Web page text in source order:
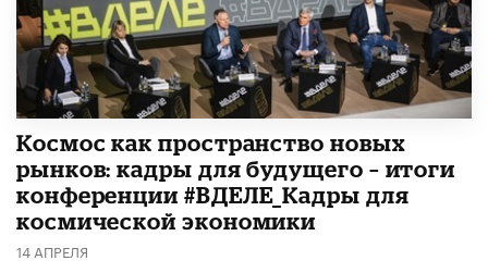
Космос как пространство новых
рынков: кадры для будущего – итоги
конференции #ВДЕЛЕ_Кадры для
космической экономики
14 АПРЕЛЯ